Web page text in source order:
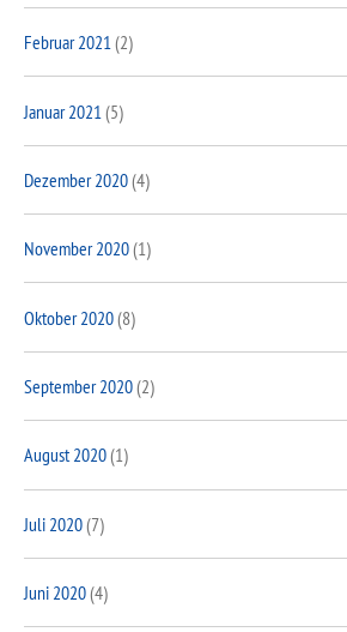
Februar 2021(2)
Januar 2021 (5)
Dezember 2020(4)
November 2020(1)
Oktober 2020(8)
September 2020(2)
August 2020(1)
Juli 2020(7)
Juni 2020(4)